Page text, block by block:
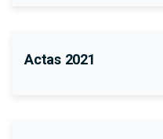
Actas 2021